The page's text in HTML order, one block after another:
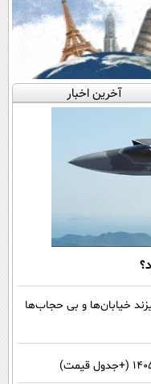
آخرین اخبار
اللهی بریزند خیابان‌ها و بی حجاب‌ها